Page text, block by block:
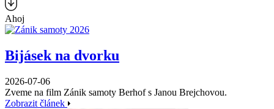
Ahoj
Bijásek na dvorku
2026-07-06
Zveme na film Zánik samoty Berhof s Janou Brejchovou.
Zobrazit článek